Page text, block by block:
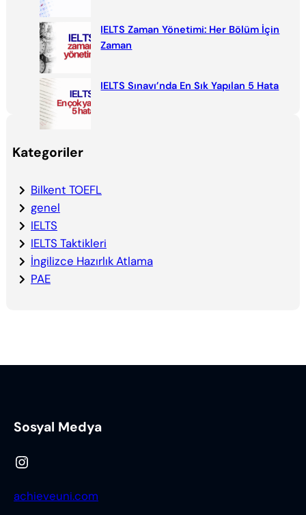
IELTS Zaman Yönetimi: Her Bölüm İçin
Zaman
IELTS Sınavı’nda En Sık Yapılan 5 Hata
Kategoriler
Bilkent TOEFL
genel
IELTS
IELTS Taktikleri
İngilizce Hazırlık Atlama
PAE
Sosyal Medya
Instagram
achieveuni.com